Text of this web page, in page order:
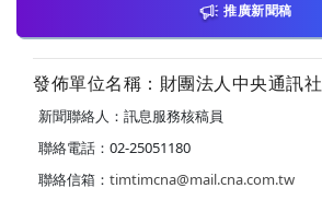
推廣新聞稿
發佈單位名稱：財團法人中央通訊社
新聞聯絡人：訊息服務核稿員
聯絡電話：02-25051180
聯絡信箱： timtimcna@mail.cna.com.tw